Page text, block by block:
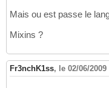
Mais ou est passe le
Mixins ?
Fr3nchK1ss, le 02/06/